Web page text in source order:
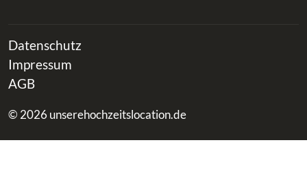
Datenschutz
Impressum
AGB
© 2026 unserehochzeitslocation.de